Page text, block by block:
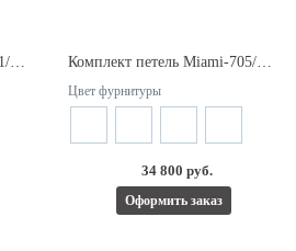
Комплект петель Miami 701/Miami 706. Две двери типа Гармошка. Открывание внутрь. Комплект петель Miami-705/Miami-706. Две двери типа Гармошка. Открывание наружу.
Цвет фурнитуры
34 800 руб.
Оформить заказ